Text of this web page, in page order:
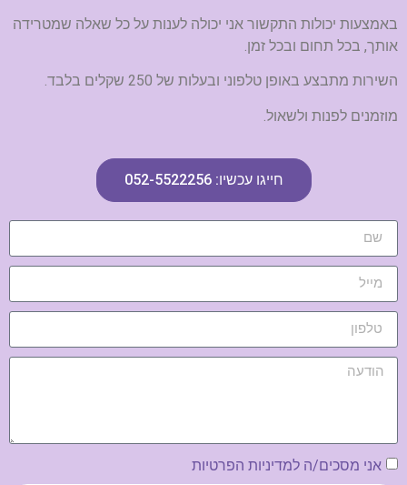
באמצעות יכולות התקשור אני יכולה לענות על כל שאלה שמטרידה
אותך, בכל תחום ובכל זמן.
השירות מתבצע באופן טלפוני ובעלות של 250 שקלים בלבד.
מוזמנים לפנות ולשאול.
חייגו עכשיו: 052-5522256
אני מסכים/ה למדיניות הפרטיות